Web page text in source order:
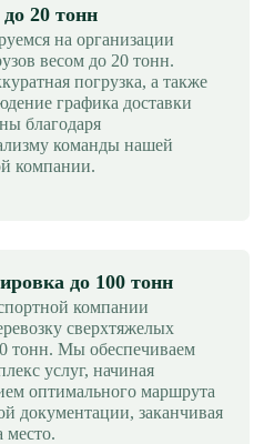
20 тонн
на организации
весом до 20 тонн.
погрузка, а также
графика доставки
благодаря
команды нашей
компании.
до 100 тонн
компании
сверхтяжелых
тонн. Мы обеспечиваем
услуг, начиная
оптимального маршрута
документации, заканчивая
место.